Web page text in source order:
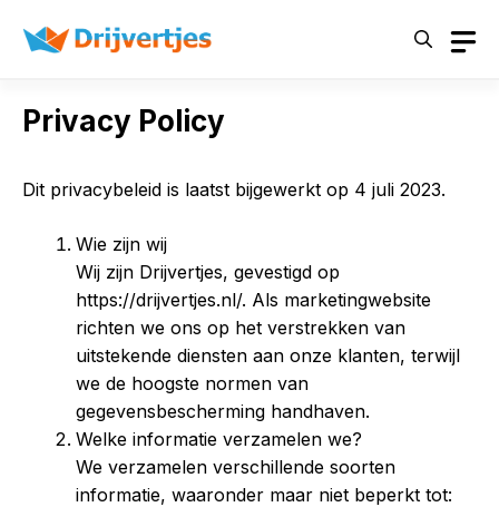
Privacy Policy
Dit privacybeleid is laatst bijgewerkt op 4 juli 2023.
Wie zijn wij
Wij zijn Drijvertjes, gevestigd op
https://drijvertjes.nl/. Als marketingwebsite
richten we ons op het verstrekken van
uitstekende diensten aan onze klanten, terwijl
we de hoogste normen van
gegevensbescherming handhaven.
Welke informatie verzamelen we?
We verzamelen verschillende soorten
informatie, waaronder maar niet beperkt tot: